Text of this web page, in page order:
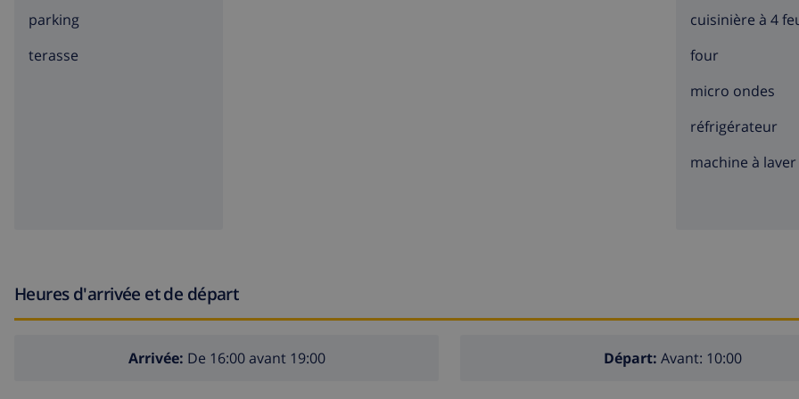
parking
terasse
cuisinière à 4
four
micro ondes
réfrigérateur
machine à laver
Heures d'arrivée et de départ
Arrivée: De 16:00 avant 19:00 Départ: Avant: 10:00